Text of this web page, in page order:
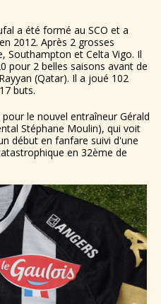
a été formé au SCO et a
2012. Après 2 grosses
Southampton et Celta Vigo. Il
pour 2 belles saisons avant de
(Qatar). Il a joué 102
buts.
le nouvel entraîneur Gérald
Stéphane Moulin), qui voit
début en fanfare suivi d'une
en 32ème de